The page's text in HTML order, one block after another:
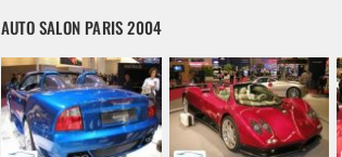
AUTO SALON PARIS 2004